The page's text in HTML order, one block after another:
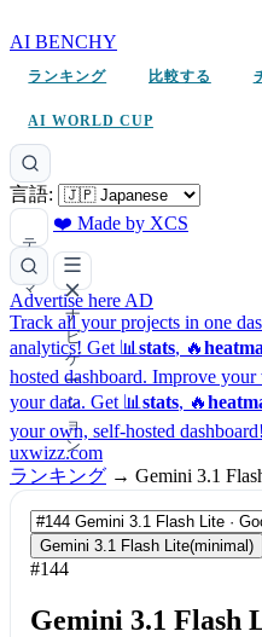
AI BENCHY
ランキング 比較する
AI WORLD CUP
言語:
テ
ー
マ
❤️ Made by XCS
ナ
ビ
ゲ
ー
シ
ョ
ン
Advertise here AD
Track all your projects in one
analytics! Get 📊 stats, 🔥
hosted dashboard. Improve your
your data. Get 📊 stats, 🔥
your own, self-hosted dashboard!
uxwizz.com
ランキング → Gemini 3.1
Gemini 3.1 Flash Lite(minimal)
#144
Gemini 3.1 Flash